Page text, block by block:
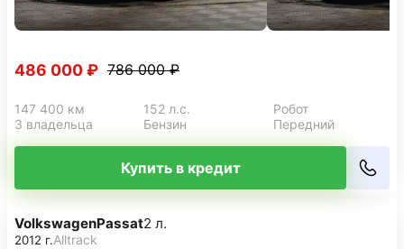
486 000 ₽ 786 000 ₽
147 400 км 152 л.с.
Робот
3 владельца
Бензин Передний
Купить в кредит
VolkswagenPassat2 л.
2012 г.Alltrack